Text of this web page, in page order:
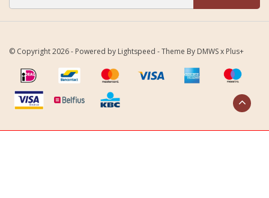
© Copyright 2026 - Powered by Lightspeed - Theme By DMWSx Plus+